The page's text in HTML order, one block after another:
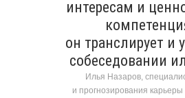
интересам и
он транслирует и
собеседовании
Илья Назаров,
и прогнозирования